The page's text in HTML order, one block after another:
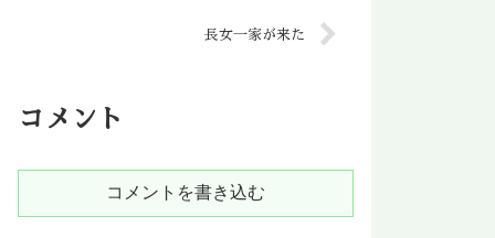
長女一家が来た
コメント
コメントを書き込む